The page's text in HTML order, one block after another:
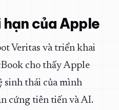
của Apple
Veritas và triển khai
cho thấy Apple
sinh thái của mình
cứng tiên tiến và AI.